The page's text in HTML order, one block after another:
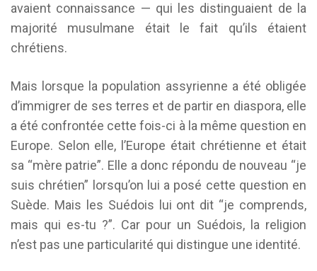
avaient connaissance — qui les distinguaient de la
majorité musulmane était le fait qu’ils étaient
chrétiens.
Mais lorsque la population assyrienne a été obligée
d’immigrer de ses terres et de partir en diaspora, elle
a été confrontée cette fois-ci à la même question en
Europe. Selon elle, l’Europe était chrétienne et était
sa “mère patrie”. Elle a donc répondu de nouveau “je
suis chrétien” lorsqu’on lui a posé cette question en
Suède. Mais les Suédois lui ont dit “je comprends,
mais qui es-tu ?”. Car pour un Suédois, la religion
n’est pas une particularité qui distingue une identité.